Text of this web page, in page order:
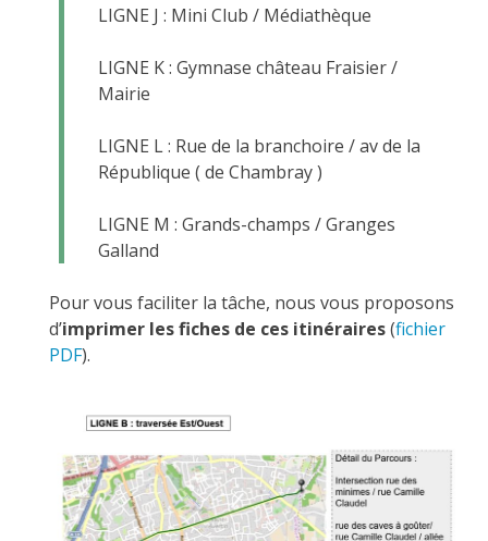
LIGNE J : Mini Club / Médiathèque
LIGNE K : Gymnase château Fraisier /
Mairie
LIGNE L : Rue de la branchoire / av de la
République ( de Chambray )
LIGNE M : Grands-champs / Granges
Galland
Pour vous faciliter la tâche, nous vous proposons
d’imprimer les fiches de ces itinéraires(fichier
PDF).